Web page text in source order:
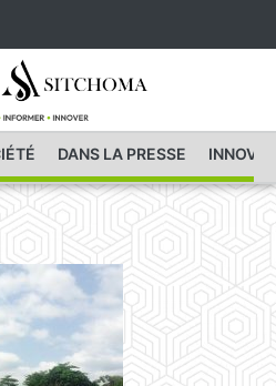
DANS LA PRESSE